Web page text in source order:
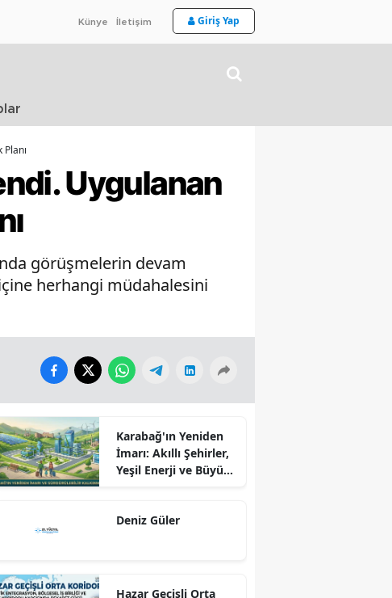
Künye İletişim Giriş Yap
Uygulanan
görüşmelerin devam
herhangi müdahalesini
Karabağ'ın Yeniden
İmarı: Akıllı Şehirler,
Yeşil Enerji ve Büyük
Sürdürülebilir
Deniz Güler
Hazar Geçişli Orta